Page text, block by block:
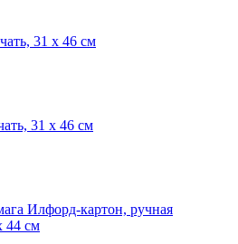
31 х 46 см
31 х 46 см
Илфорд-картон, ручная
44 см